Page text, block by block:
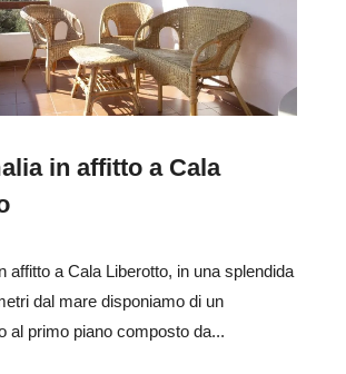
in affitto a Cala
affitto a Cala Liberotto, in una splendida
dal mare disponiamo di un
al primo piano composto da...